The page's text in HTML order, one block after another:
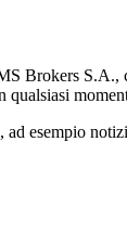
S.A.,
qualsiasi
esempio